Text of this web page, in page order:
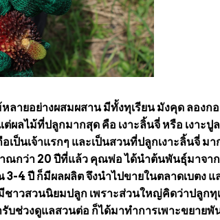
ายอย่างผสมผสาน มีทั้งทุเรียน มังคุด ลองก
ผลไม้ที่ปลูกมากสุด คือ เงาะลิ้นจี่ หรือ เงาะปู
ป็นเจ้าแรกๆ และเป็นสวนที่ปลูกเงาะลิ้นจี่ ม
าณกว่า 20 ปีที่แล้ว คุณพ่อ ได้นำต้นพันธุ์มาจาก
4 ปี ก็มีผลผลิต จึงนำไปขายในตลาดเบตง แ
าวสวนนิยมปลูก เพราะส่วนใหญ่คิดว่าปลูกทุ
บช่วงดูแลสวนต่อ ก็ได้มาทำการเพาะขยาย